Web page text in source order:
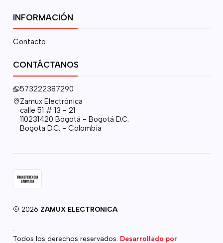
INFORMACIÓN
Contacto
CONTÁCTANOS
573222387290
Zamux Electrónica
calle 51 # 13 - 21
110231420 Bogotá - Bogotá D.C.
Bogota D.C. - Colombia
2026 ZAMUX ELECTRONICA
Todos los derechos reservados. Desarrollado por